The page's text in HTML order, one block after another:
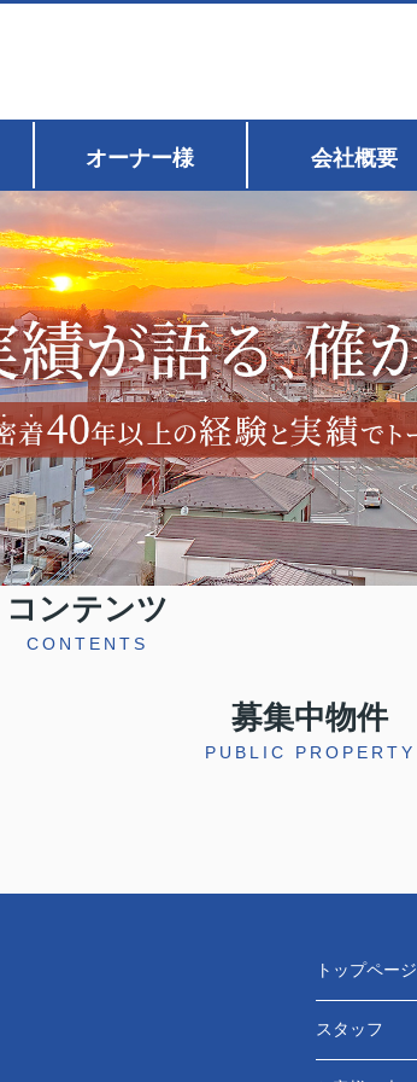
オーナー様 会社概要
コンテンツ
CONTENTS
募集中物件
PUBLIC PROPERTY
トップページ
スタッフ